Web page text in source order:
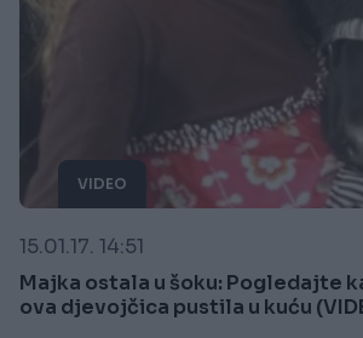
VIDEO
15.01.17. 14:51
Majka ostala u šoku: Pogledajte
ova djevojčica pustila u kuću